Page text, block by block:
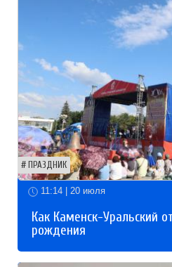
ПРАЗДНИК
11:14 | 20 июля
Как Каменск-Уральский
рождения